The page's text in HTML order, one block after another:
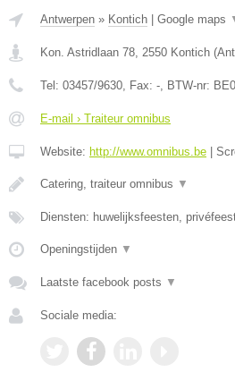
Antwerpen » Kontich Google maps
Kon. Astridlaan 78, 2550 Kontich (
Tel: 03457/9630, Fax: -, BTW-nr:
E-mail › Traiteur omnibus
Website: http://www.omnibus.be
Catering, traiteur omnibus ▼
Diensten: huwelijksfeesten,
Openingstijden ▼
Laatste facebook posts ▼
Sociale media: